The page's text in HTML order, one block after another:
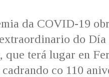
da COVID-19
do Día
que terá lugar en
co 110